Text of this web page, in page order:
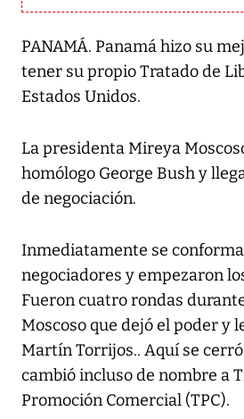
PANAMÁ. Panamá hizo su
tener su propio Tratado de
Estados Unidos.
La presidenta Mireya
homólogo George Bush y
de negociación.
Inmediatamente se
negociadores y empezaron
Fueron cuatro rondas
Moscoso que dejó el poder y
Martín Torrijos.. Aquí se cerró
cambió incluso de nombre a
Promoción Comercial (TPC).